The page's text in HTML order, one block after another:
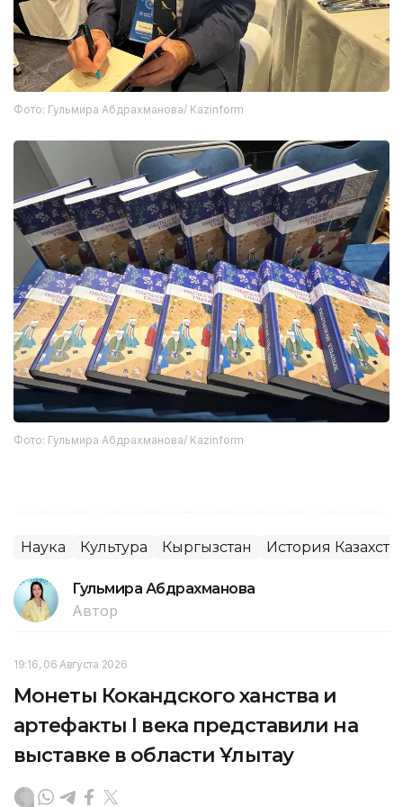
Фото: Гульмира Абдрахманова/ Kazinform
Фото: Гульмира Абдрахманова/ Kazinform
Наука Культура Кыргызстан История
Гульмира Абдрахманова
Автор
19:16, 06 Августа 2026
Монеты Кокандского ханства и
артефакты I века представили на
выставке в области Ұлытау